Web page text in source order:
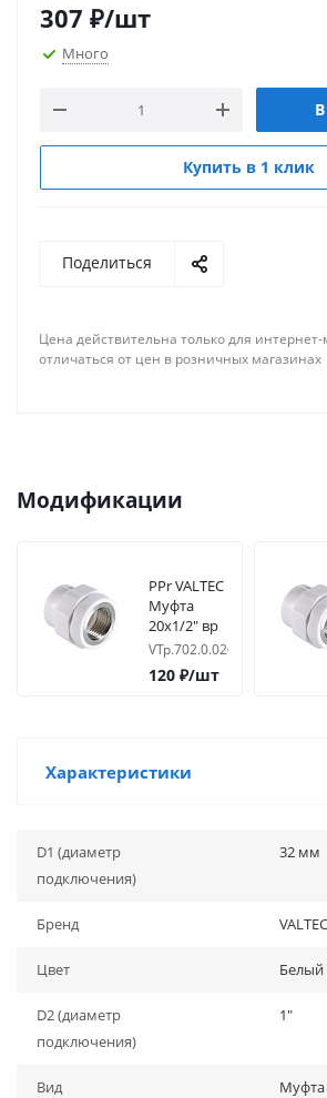
307 ₽/шт
Много
Купить в 1 клик
Поделиться
Цена действительна только для
отличаться от цен в розничных магазинах
Модификации
PPr VALTEC
Муфта
20х1/2" вр
VTp.702.0.02004
120 ₽/шт
Характеристики
D1 (диаметр
подключения)
32 мм
Бренд VALTEC
Цвет Белый
D2 (диаметр
подключения)
1"
Вид Муфта